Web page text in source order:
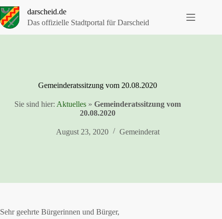
Inhalt
springen
darscheid.de
Das offizielle Stadtportal für Darscheid
Gemeinderatssitzung vom 20.08.2020
Sie sind hier: Aktuelles »Gemeinderatssitzung vom
20.08.2020
August 23, 2020 Gemeinderat
Sehr geehrte Bürgerinnen und Bürger,